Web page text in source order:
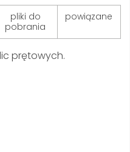
pliki do
pobrania
powiązane
prętowych.